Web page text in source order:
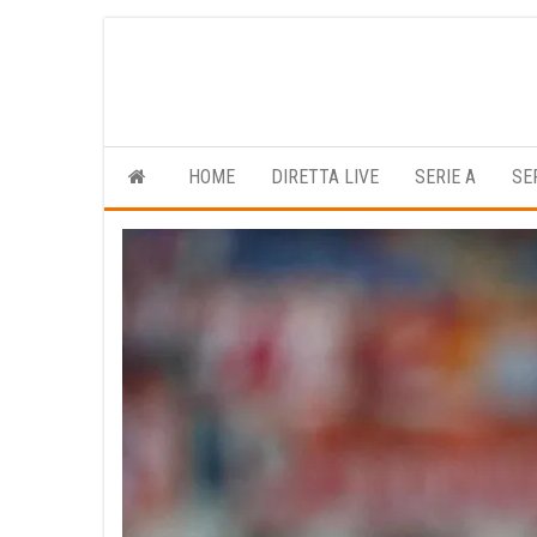
HOME DIRETTA LIVE SERIE A